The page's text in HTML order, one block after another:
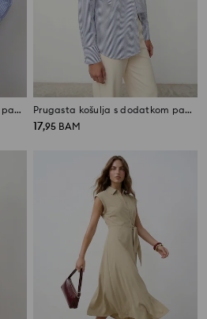
Prugasta košulja s dodatkom pamuka Prugasta košulja s dodatkom pamuka
17,95 BAM